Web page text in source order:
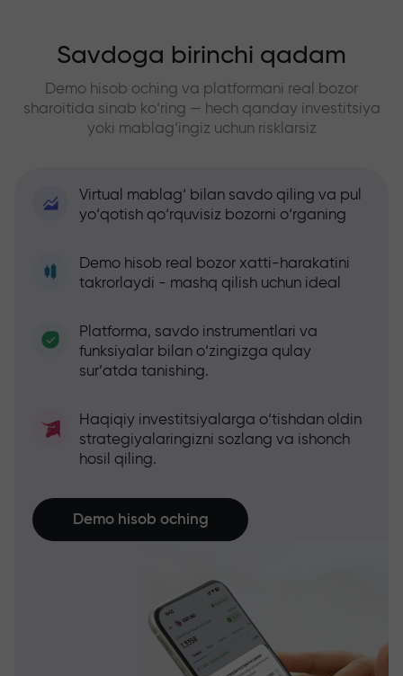
Savdoga birinchi qadam
Demo hisob oching va platformani real bozor
sharoitida sinab ko‘ring — hech qanday investitsiya
yoki mablag‘ingiz uchun risklarsiz
Virtual mablag‘ bilan savdo qiling va pul
yo‘qotish qo‘rquvisiz bozorni o‘rganing
Demo hisob real bozor xatti-harakatini
takrorlaydi - mashq qilish uchun ideal
Platforma, savdo instrumentlari va
funksiyalar bilan o‘zingizga qulay
sur’atda tanishing.
Haqiqiy investitsiyalarga o‘tishdan oldin
strategiyalaringizni sozlang va ishonch
hosil qiling.
Demo hisob oching